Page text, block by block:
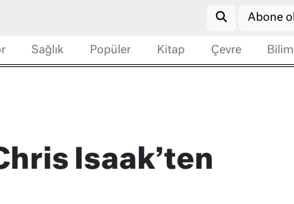
Abone ol
Sağlık Popüler Kitap Çevre Bilim
Isaak’ten